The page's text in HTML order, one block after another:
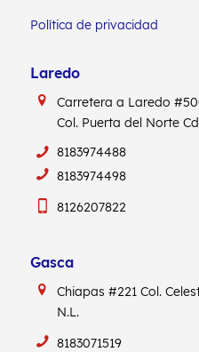
Política de privacidad
Laredo
Carretera a Laredo
Col. Puerta del Norte
8183974488
8183974498
8126207822
Gasca
Chiapas #221Col.
N.L.
8183071519